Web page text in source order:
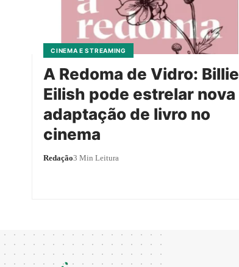
CINEMA E STREAMING
A Redoma de Vidro: Billie
Eilish pode estrelar nova
adaptação de livro no
cinema
Redação3 Min Leitura